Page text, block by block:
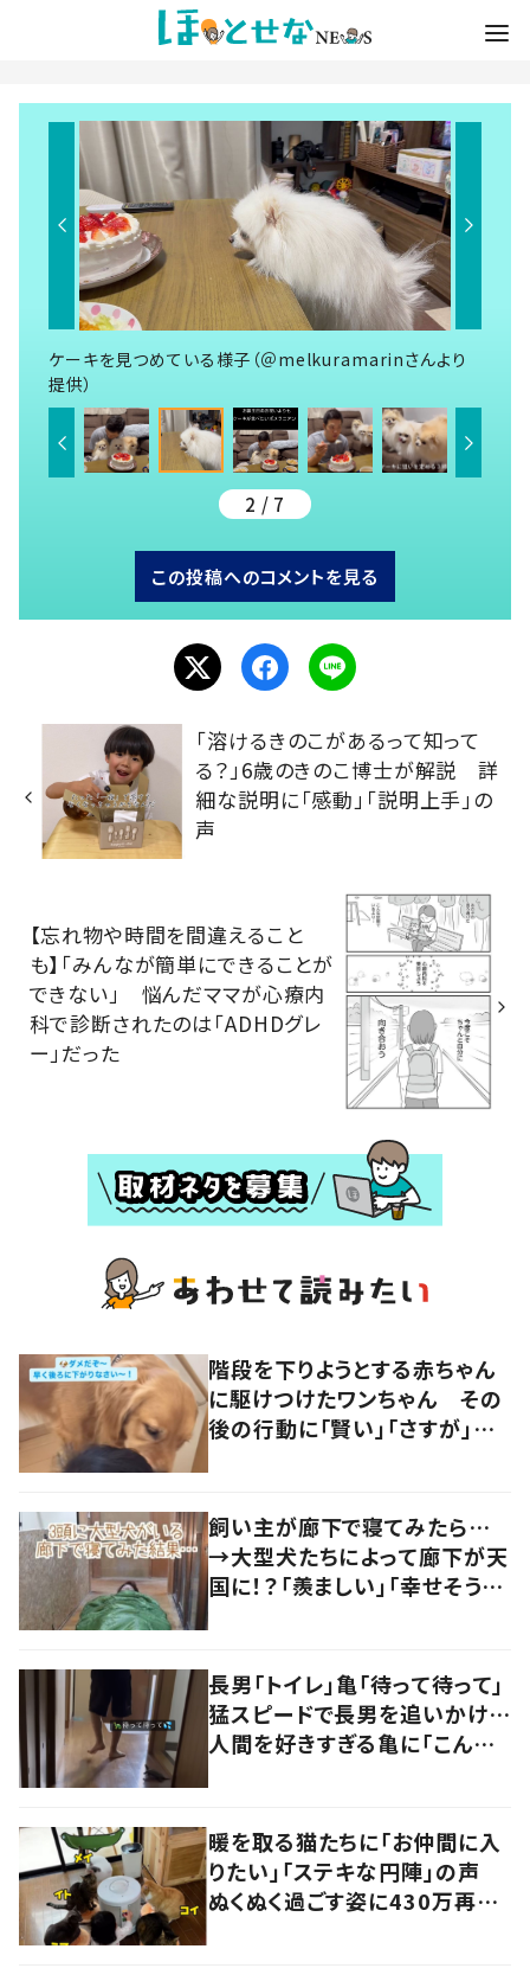
ケーキを見つめている様子（＠melkuramarinさんより
提供）
2 / 7
この投稿へのコメントを見る
「溶けるきのこがあるって知って
る？」6歳のきのこ博士が解説 詳
細な説明に「感動」「説明上手」の
声
【忘れ物や時間を間違えること
も】「みんなが簡単にできることが
できない」 悩んだママが心療内
科で診断されたのは「ADHDグレ
ー」だった
階段を下りようとする赤ちゃん
に駆けつけたワンちゃん その
後の行動に「賢い」「さすが」の
飼い主が廊下で寝てみたら…
→大型犬たちによって廊下が天
国に！？「羨ましい」「幸せそう」
長男「トイレ」亀「待って待って」
猛スピードで長男を追いかけ…
人間を好きすぎる亀に「こんな
暖を取る猫たちに「お仲間に入
りたい」「ステキな円陣」の声
ぬくぬく過ごす姿に430万再生